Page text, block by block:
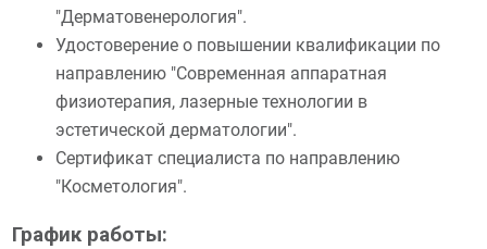
"Дерматовенерология".
Удостоверение о повышении квалификации по
направлению "Современная аппаратная
физиотерапия, лазерные технологии в
эстетической дерматологии".
Сертификат специалиста по направлению
"Косметология".
График работы: